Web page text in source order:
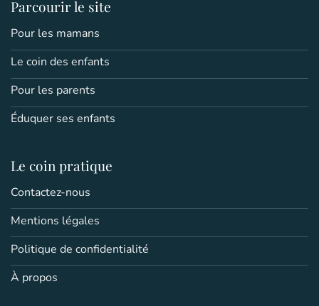
Parcourir le site
Pour les mamans
Le coin des enfants
Pour les parents
Éduquer ses enfants
Le coin pratique
Contactez-nous
Mentions légales
Politique de confidentialité
À propos